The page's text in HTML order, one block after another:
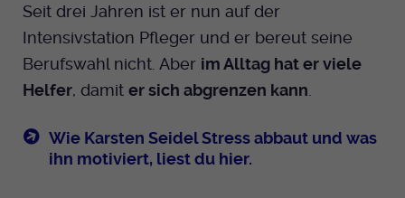
Seit drei Jahren ist er nun auf der
Intensivstation Pfleger und er bereut seine
Berufswahl nicht. Aber im Alltag hat er viele
Helfer, damit er sich abgrenzen kann
Wie Karsten Seidel Stress abbaut und was
ihn motiviert, liest du hier.